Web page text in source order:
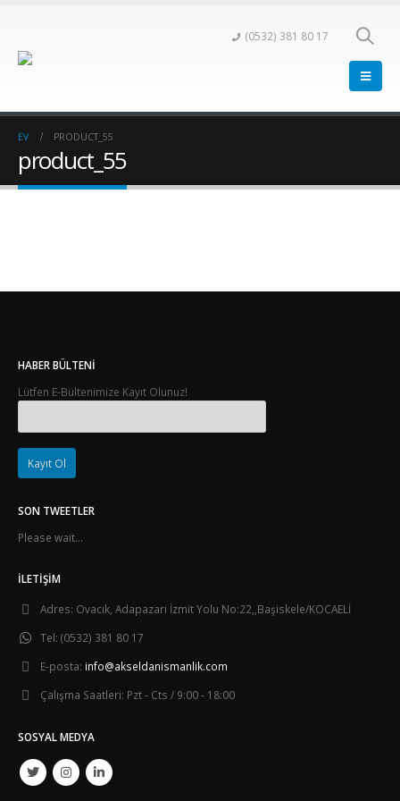
(0532) 381 80 17
EV PRODUCT_55
product_55
HABER BÜLTENI
Lütfen E-Bültenimize Kayıt Olunuz!
SON TWEETLER
Please wait...
İLETIŞIM
Adres: Ovacık, Adapazarı İzmit Yolu No:22,,Başiskele/KOCAELİ
Tel: (0532) 381 80 17
E-posta: info@akseldanismanlik.com
Çalışma Saatleri: Pzt - Cts / 9:00 - 18:00
SOSYAL MEDYA